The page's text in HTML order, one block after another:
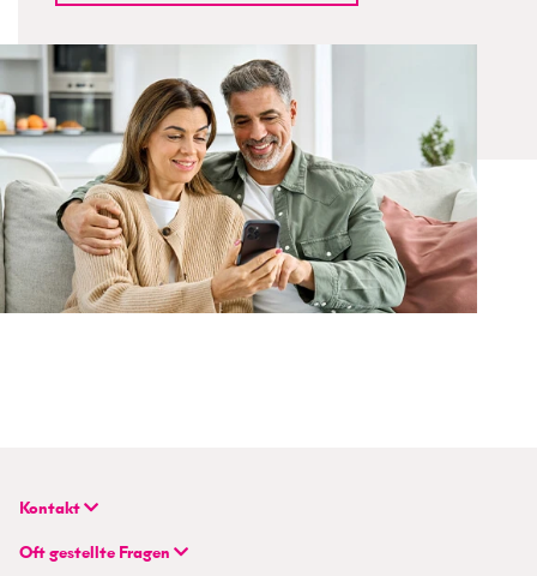
Kontakt
BETTERHOMES Real GmbH
Hauptsitz
Oft gestellte Fragen